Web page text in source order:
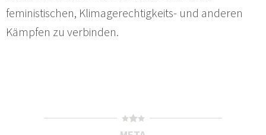
feministischen, Klimagerechtigkeits- und anderen
Kämpfen zu verbinden.